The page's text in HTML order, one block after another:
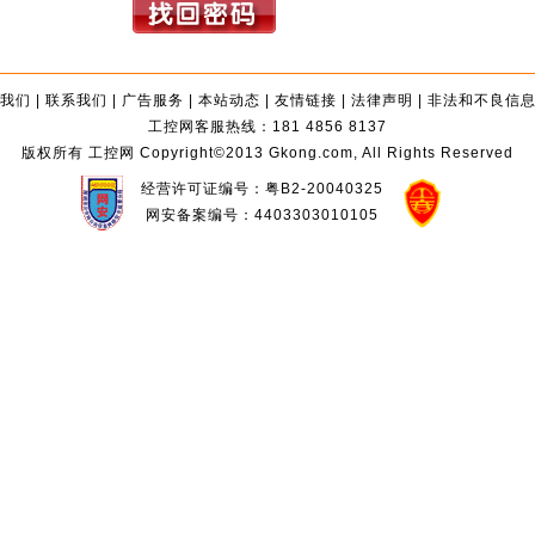
们 | 联系我们 | 广告服务 | 本站动态 | 友情链接 | 法律声明 | 非法和不良信
工控网客服热线：181 4856 8137
版权所有 工控网 Copyright©2013 Gkong.com, All Rights Reserved
经营许可证编号：粤B2-20040325
网安备案编号：4403303010105